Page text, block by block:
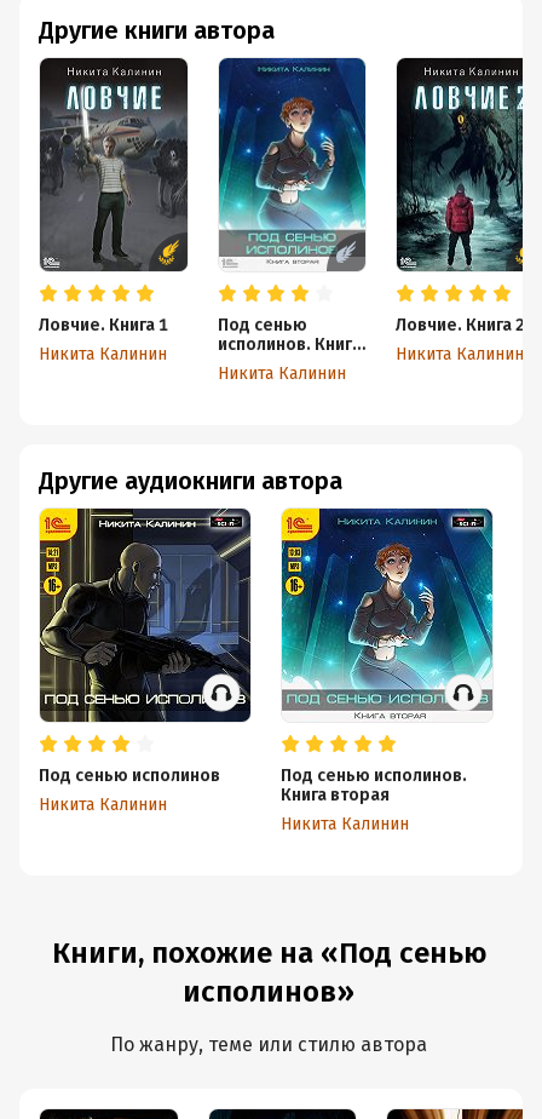
Другие книги автора
Ловчие. Книга 1
Никита Калинин
Под сенью
исполинов. Книга
вторая
Никита Калинин
Ловчие. Книга 2
Никита Калинин
Другие аудиокниги автора
Под сенью исполинов
Никита Калинин
Под сенью исполинов.
Книга вторая
Никита Калинин
Книги, похожие на «Под сенью
исполинов»
По жанру, теме или стилю автора